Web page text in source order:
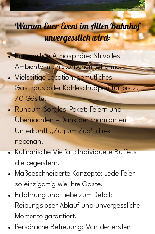
Warum Euer Event im Alten Bahnhof
unvergesslich wird:
Einzigartige Atmosphäre: Stilvolles
Ambiente mit historischem Charme.
Vielseitige Location: gemütliches
Gasthaus oder Kohleschuppen für bis zu
70 Gäste.
Rundum-Sorglos-Paket: Feiern und
Übernachten – Dank der charmanten
Unterkunft „Zug um Zug“ direkt
nebenan.
Kulinarische Vielfalt: Individuelle Buffets
die begeistern.
Maßgeschneiderte Konzepte: Jede Feier
so einzigartig wie Ihre Gäste.
Erfahrung und Liebe zum Detail:
Reibungsloser Ablauf und unvergessliche
Momente garantiert.
Persönliche Betreuung: Von der ersten